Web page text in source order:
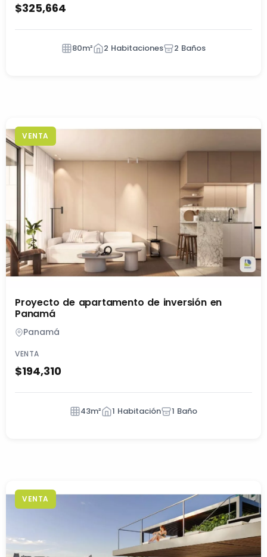
$325,664
80m² 2 Habitaciones 2 Baños
VENTA
Proyecto de apartamento de inversión en
Panamá
Panamá
VENTA
$194,310
43m² 1 Habitación 1 Baño
VENTA